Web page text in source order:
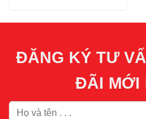
ĐĂNG KÝ TƯ
ĐÃI MỚI